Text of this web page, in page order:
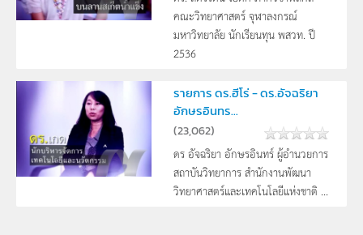
คณะวิทยาศาสตร์ จุฬาลงกรณ์
มหาวิทยาลัย นักเรียนทุน พสวท. ปี
2536
รายการ ดร.ฮีโร่ - ดร.อัจฉริยา
อักษรอินทร...
(23,062)
ดร อัจฉริยา อักษรอินทร์ ผู้อำนวยการ
สถาบันวิทยาการ สำนักงานพัฒนา
วิทยาศาสตร์และเทคโนโลยีแห่งชาติ ...